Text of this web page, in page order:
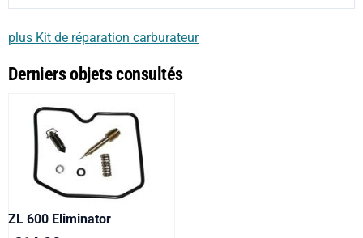
plus Kit de réparation carburateur
Derniers objets consultés
ZL 600 Eliminator